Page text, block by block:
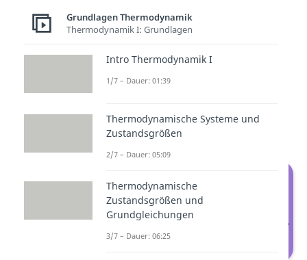
Ein charakteristischer Parameter
für Verbrennungsmotoren ist das
Daraus folgt für uns:
Grundlagen Thermodynamik
Thermodynamik I: Grundlagen
Intro Thermodynamik I
1/7 – Dauer: 01:39
Thermodynamische Systeme und
Zustandsgrößen
2/7 – Dauer: 05:09
Thermodynamische
Zustandsgrößen und
Grundgleichungen
3/7 – Dauer: 06:25